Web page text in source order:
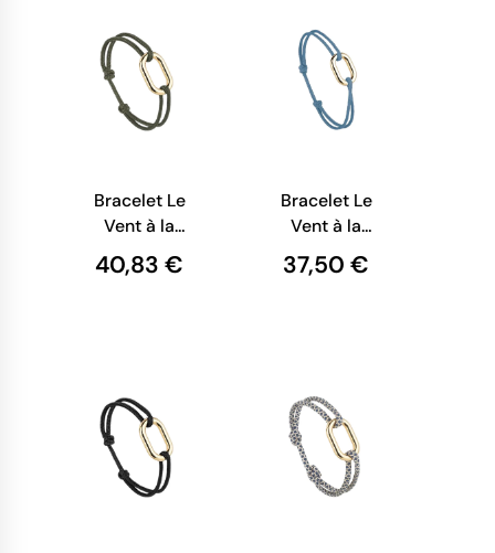
Bracelet Le
Vent à la
Française -
Tuileries
40,83 €
Bracelet Le
Vent à la
Française -
Davier
37,50 €